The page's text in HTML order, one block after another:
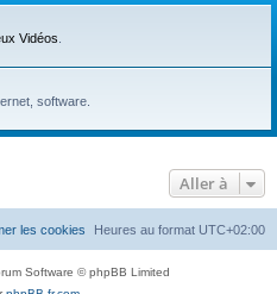
e
Vidéos
software.
Aller à
Heures au format UTC+02:00
les cookies
Software © phpBB Limited